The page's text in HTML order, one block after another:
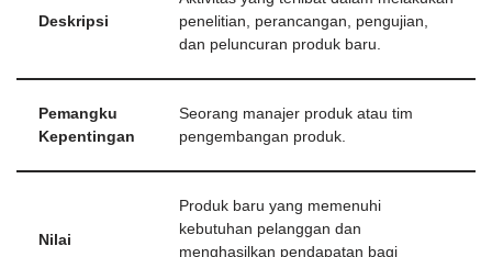
Deskripsi
penelitian, perancangan, pengujian,
dan peluncuran produk baru.
Pemangku
Kepentingan
Seorang manajer produk atau tim
pengembangan produk.
Nilai
Produk baru yang memenuhi
kebutuhan pelanggan dan
menghasilkan pendapatan bagi